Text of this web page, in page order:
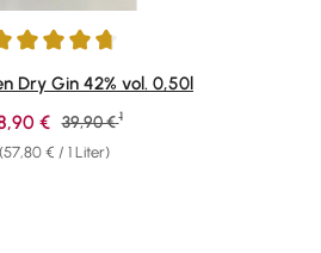
von 4.87 von 5 Sternen
Dry Gin 42% vol. 0,50l
(57,80 € / 1 Liter)
Verkaufspreis:
€ Regulärer Preis:
39,90 € 1